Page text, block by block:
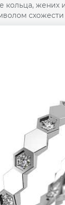
кольца, жених
схожести